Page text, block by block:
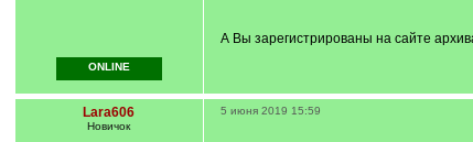
А Вы зарегистрированы на сайте
ONLINE
Lara606
Новичок
5 июня 2019 15:59